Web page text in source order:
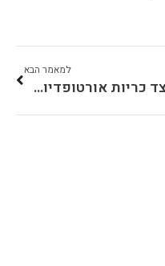
למאמר הבא
כיצד כריות אורטופדיות יכולות להקל על כאבי צוואר